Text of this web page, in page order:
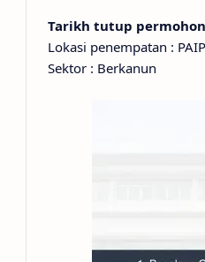
Tarikh tutup
Lokasi penempatan :
Sektor : Berkanun